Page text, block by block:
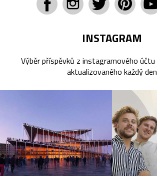
INSTAGRAM
Výběr příspěvků z instagramového účtu
aktualizovaného každý den